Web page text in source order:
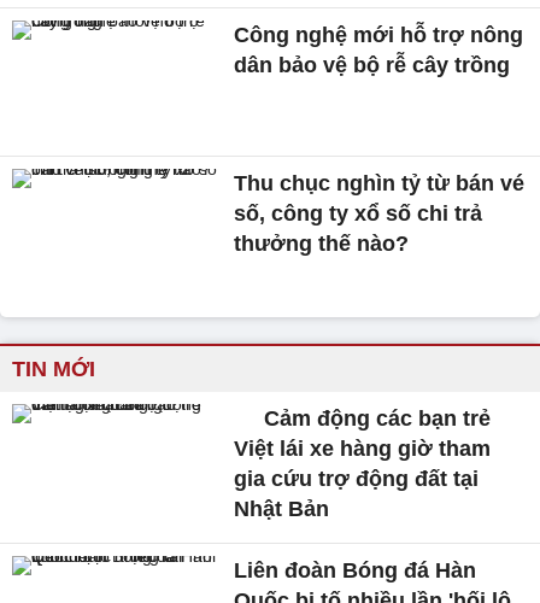
Công nghệ mới hỗ trợ nông
dân bảo vệ bộ rễ cây trồng
Thu chục nghìn tỷ từ bán vé
số, công ty xổ số chi trả
thưởng thế nào?
TIN MỚI
Cảm động các bạn trẻ
Việt lái xe hàng giờ tham
gia cứu trợ động đất tại
Nhật Bản
Liên đoàn Bóng đá Hàn